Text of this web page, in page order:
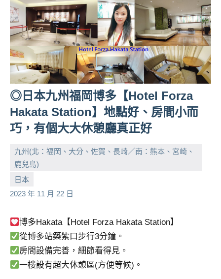
◎日本九州福岡博多【Hotel Forza
Hakata Station】地點好、房間小而
巧，有個大大休憩廳真正好
九州(北：福岡、大分、佐賀、長崎／南：熊本、宮崎、
鹿兒島)
日本
2023 年 11 月 22 日
小
芳
No
comments
博多Hakata【Hotel Forza Hakata Station】
從博多站築紫口步行3分鐘。
房間設備完善，細節看得見。
一樓設有超大休憩區(方便等候)。